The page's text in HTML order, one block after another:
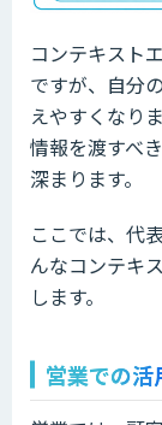
コンテキスト
ですが、自分
えやすくなり
情報を渡すべ
深まります。
ここでは、代
んなコンテキ
します。
営業での活